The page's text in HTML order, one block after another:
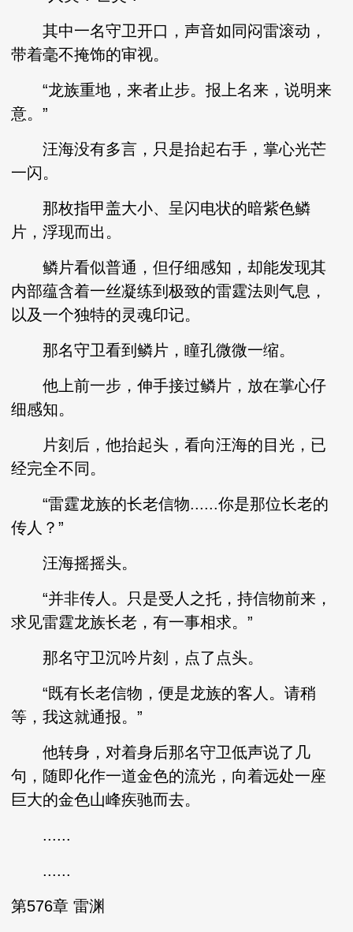
其中一名守卫开口，声音如同闷雷滚动，
带着毫不掩饰的审视。
“龙族重地，来者止步。报上名来，说明来
意。”
汪海没有多言，只是抬起右手，掌心光芒
一闪。
那枚指甲盖大小、呈闪电状的暗紫色鳞
片，浮现而出。
鳞片看似普通，但仔细感知，却能发现其
内部蕴含着一丝凝练到极致的雷霆法则气息，
以及一个独特的灵魂印记。
那名守卫看到鳞片，瞳孔微微一缩。
他上前一步，伸手接过鳞片，放在掌心仔
细感知。
片刻后，他抬起头，看向汪海的目光，已
经完全不同。
“雷霆龙族的长老信物......你是那位长老的
传人？”
汪海摇摇头。
“并非传人。只是受人之托，持信物前来，
求见雷霆龙族长老，有一事相求。”
那名守卫沉吟片刻，点了点头。
“既有长老信物，便是龙族的客人。请稍
等，我这就通报。”
他转身，对着身后那名守卫低声说了几
句，随即化作一道金色的流光，向着远处一座
巨大的金色山峰疾驰而去。
......
......
第576章 雷渊